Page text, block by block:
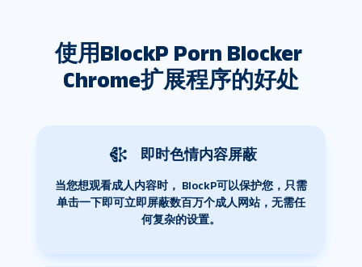
使用BlockP Porn Blocker
Chrome扩展程序的好处
即时色情内容屏蔽
当您想观看成人内容时， BlockP可以保护您，只需
单击一下即可立即屏蔽数百万个成人网站，无需任
何复杂的设置。